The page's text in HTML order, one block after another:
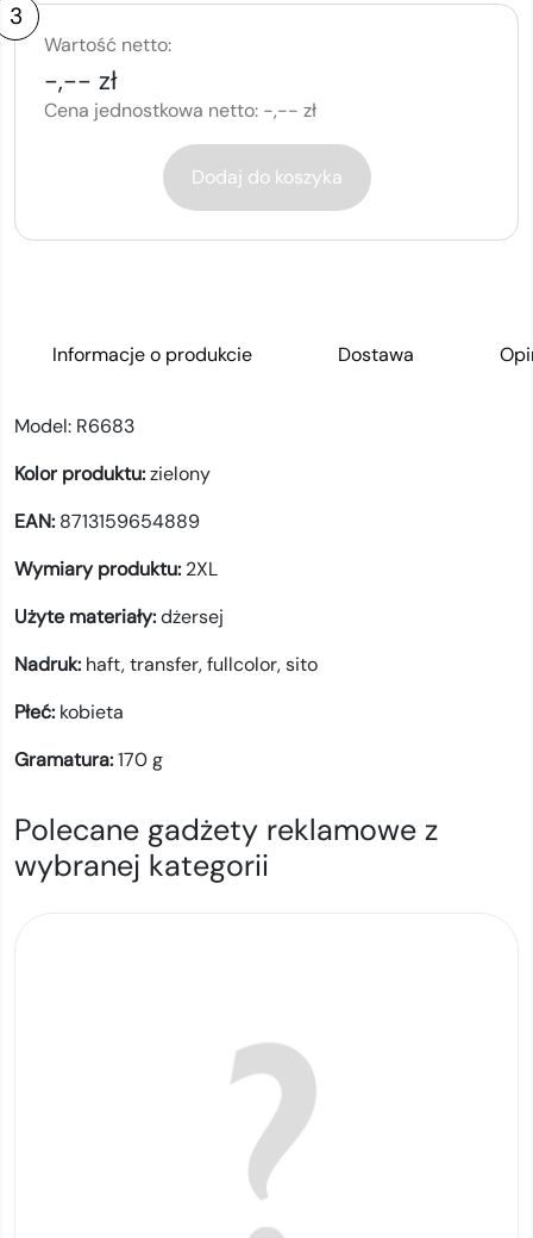
3
Wartość netto:
-,-- zł
Cena jednostkowa netto: -,-- zł
Dodaj do koszyka
Informacje o produkcie Dostawa
Model: R6683
Kolor produktu:zielony
EAN: 8713159654889
Wymiary produktu: 2XL
Użyte materiały:dżersej
Nadruk: haft,transfer,fullcolor,sito
Płeć: kobieta
Gramatura:170g
Polecane gadżety reklamowe z
wybranej kategorii